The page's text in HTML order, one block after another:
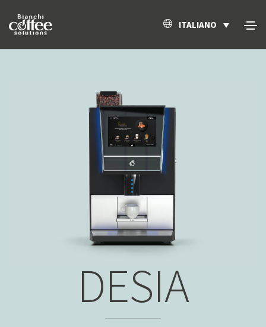
ITALIANO
DESIA